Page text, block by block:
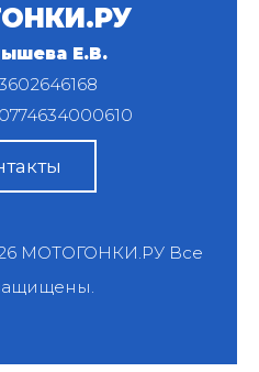
Е.В.
МОТОГОНКИ.РУВсе